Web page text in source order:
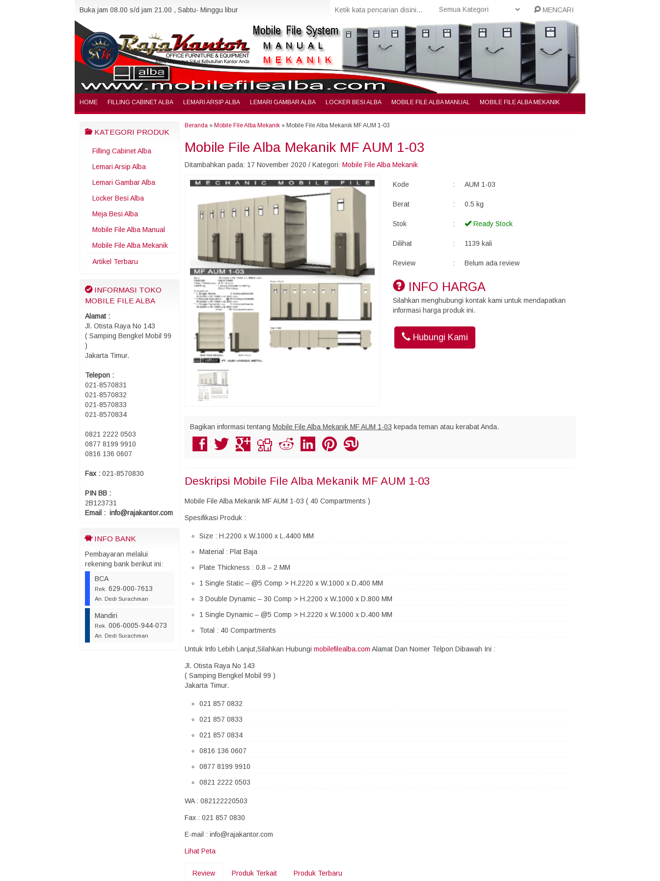
Buka jam 08.00 s/d jam 21.00 , Sabtu- Minggu libur MENCARI
HOME FILLING CABINET ALBA LEMARI ARSIP ALBA LEMARI GAMBAR ALBA LOCKER BESI ALBA MOBILE FILE ALBA MANUAL MOBILE FILE ALBA MEKANIK
KATEGORI PRODUK
Filling Cabinet Alba
Lemari Arsip Alba
Lemari Gambar Alba
Locker Besi Alba
Meja Besi Alba
Mobile File Alba Manual
Mobile File Alba Mekanik
Artikel Terbaru
INFORMASI TOKO
MOBILE FILE ALBA
Alamat :
Jl. Otista Raya No 143
( Samping Bengkel Mobil 99
)
Jakarta Timur.
Telepon :
021-8570831
021-8570832
021-8570833
021-8570834
0821 2222 0503
0877 8199 9910
0816 136 0607
Fax : 021-8570830
PIN BB :
2B123731
Email : info@rajakantor.com
INFO BANK
Pembayaran melalui
rekening bank berikut ini:
BCA
Rek. 629-000-7613
An. Dedi Surachman
Mandiri
Rek. 006-0005-944-073
An. Dedi Surachman
Beranda » Mobile File Alba Mekanik » Mobile File Alba Mekanik MF AUM 1-03
Mobile File Alba Mekanik MF AUM 1-03
Ditambahkan pada: 17 November 2020 / Kategori: Mobile File Alba Mekanik
Kode : AUM 1-03
Berat : 0.5 kg
Stok : Ready Stock
Dilihat : 1139 kali
Review : Belum ada review
INFO HARGA
Silahkan menghubungi kontak kami untuk mendapatkan
informasi harga produk ini.
Hubungi Kami
Bagikan informasi tentang Mobile File Alba Mekanik MF AUM 1-03 kepada teman atau kerabat Anda.
Deskripsi Mobile File Alba Mekanik MF AUM 1-03
Mobile File Alba Mekanik MF AUM 1-03 ( 40 Compartments )
Spesifikasi Produk :
Size : H.2200 x W.1000 x L.4400 MM
Material : Plat Baja
Plate Thickness : 0.8 – 2 MM
1 Single Static – @5 Comp > H.2220 x W.1000 x D.400 MM
3 Double Dynamic – 30 Comp > H.2200 x W.1000 x D.800 MM
1 Single Dynamic – @5 Comp > H.2220 x W.1000 x D.400 MM
Total : 40 Compartments
Untuk Info Lebih Lanjut,Silahkan Hubungi mobilefilealba.com Alamat Dan Nomer Telpon Dibawah Ini :
Jl. Otista Raya No 143
( Samping Bengkel Mobil 99 )
Jakarta Timur.
021 857 0832
021 857 0833
021 857 0834
0816 136 0607
0877 8199 9910
0821 2222 0503
WA : 082122220503
Fax : 021 857 0830
E-mail : info@rajakantor.com
Lihat Peta
Review Produk Terkait Produk Terbaru